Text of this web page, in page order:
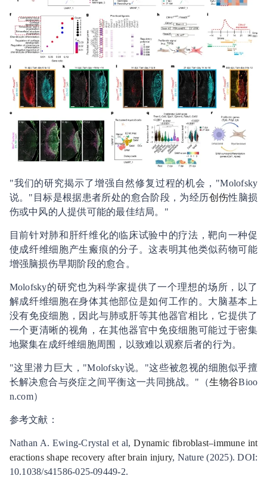
"我们的研究揭示了增强自然修复过程的机会，"Molofsky
说。"目标是根据患者所处的愈合阶段，为经历创伤性脑损
伤或中风的人提供可能的最佳结局。"
目前针对肺和肝纤维化的临床试验中的疗法，靶向一种促
使成纤维细胞产生瘢痕的分子。这表明其他类似药物可能
增强脑损伤早期阶段的愈合。
Molofsky的研究也为科学家提供了一个理想的场所，以了
解成纤维细胞在身体其他部位是如何工作的。大脑基本上
没有免疫细胞，因此与肺或肝等其他器官相比，它提供了
一个更清晰的视角，在其他器官中免疫细胞可能过于密集
地聚集在成纤维细胞周围，以致难以观察后者的行为。
"这里潜力巨大，"Molofsky说。"这些被忽视的细胞似乎擅
长解决愈合与炎症之间平衡这一共同挑战。"（生物谷Bioo
n.com）
参考文献：
Nathan A. Ewing-Crystal et al,Dynamic fibroblast–immune int
eractions shape recovery after brain injury, Nature (2025). DOI:
10.1038/s41586-025-09449-2.